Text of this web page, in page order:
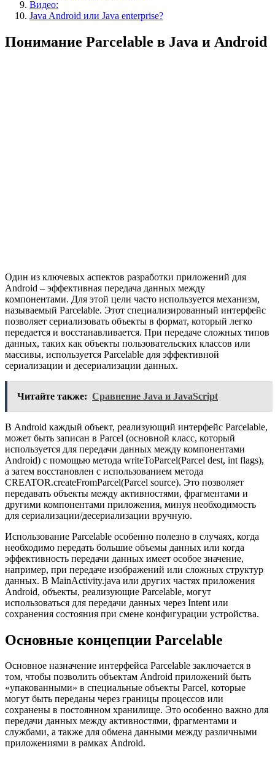
Видео:
Java Android или Java enterprise?
Понимание Parcelable в Java и Android
Один из ключевых аспектов разработки приложений для
Android – эффективная передача данных между
компонентами. Для этой цели часто используется механизм,
называемый Parcelable. Этот специализированный интерфейс
позволяет сериализовать объекты в формат, который легко
передается и восстанавливается. При передаче сложных типов
данных, таких как объекты пользовательских классов или
массивы, используется Parcelable для эффективной
сериализации и десериализации данных.
Читайте также: Сравнение Java и JavaScript
В Android каждый объект, реализующий интерфейс Parcelable,
может быть записан в Parcel (основной класс, который
используется для передачи данных между компонентами
Android) с помощью метода writeToParcel(Parcel dest, int flags),
а затем восстановлен с использованием метода
CREATOR.createFromParcel(Parcel source). Это позволяет
передавать объекты между активностями, фрагментами и
другими компонентами приложения, минуя необходимость
для сериализации/десериализации вручную.
Использование Parcelable особенно полезно в случаях, когда
необходимо передать большие объемы данных или когда
эффективность передачи данных имеет особое значение,
например, при передаче изображений или сложных структур
данных. В MainActivity.java или других частях приложения
Android, объекты, реализующие Parcelable, могут
использоваться для передачи данных через Intent или
сохранения состояния при смене конфигурации устройства.
Основные концепции Parcelable
Основное назначение интерфейса Parcelable заключается в
том, чтобы позволить объектам Android приложений быть
«упакованными» в специальные объекты Parcel, которые
могут быть переданы через границы процессов или
сохранены в постоянном хранилище. Это особенно важно для
передачи данных между активностями, фрагментами и
службами, а также для обмена данными между различными
приложениями в рамках Android.